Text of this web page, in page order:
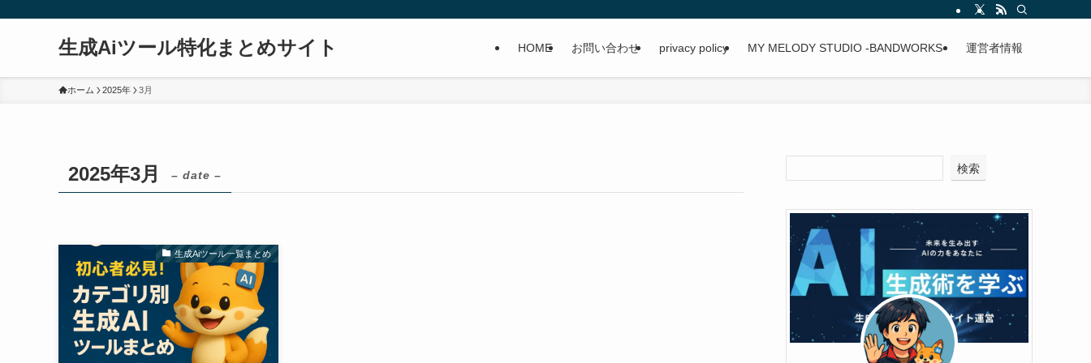
生成Aiツール特化まとめサイト HOME お問い合わせ privacy policy MY MELODY STUDIO -BANDWORKS- 運営者情報
ホーム 2025年 3月
2025年3月 – date –
生成Aiツール一覧まとめ
検索